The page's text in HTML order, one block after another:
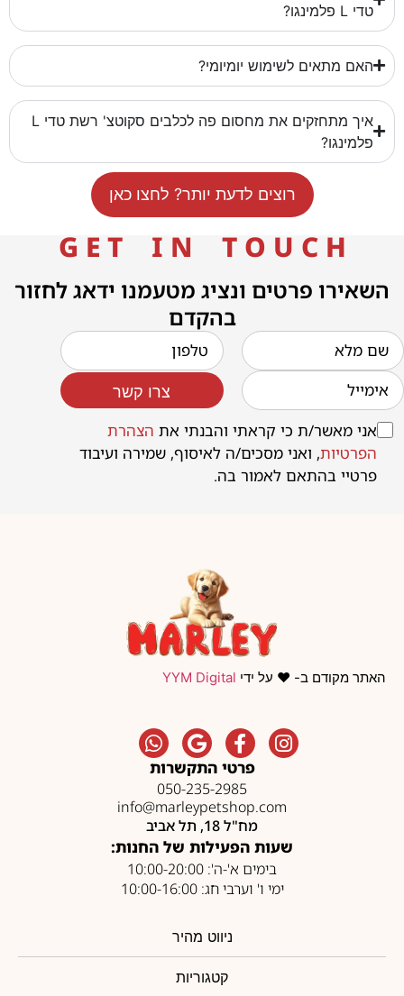
טדי L פלמינגו?
האם מתאים לשימוש יומיומי?
איך מתחזקים את מחסום פה לכלבים סקוטצ' רשת טדי L
פלמינגו?
רוצים לדעת יותר? לחצו כאן
G E T I N T O U C H
השאירו פרטים ונציג מטעמנו ידאג לחזור
בהקדם
אני מאשר/ת כי קראתי והבנתי את הצהרת
הפרטיות, ואני מסכים/ה לאיסוף, שמירה ועיבוד
פרטיי בהתאם לאמור בה.
צרו קשר
האתר מקודם ב- ❤️ על ידי YYM Digital
פרטי התקשרות
050-235-2985
info@marleypetshop.com
מח"ל 18, תל אביב
שעות הפעילות של החנות:
בימים א'-ה': 10:00-20:00
ימי ו' וערבי חג: 10:00-16:00
ניווט מהיר
קטגוריות